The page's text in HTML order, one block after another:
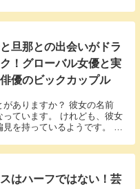
旦那との出会いがドラ
！グローバル女優と実
優のビックカップル
ありますか？ 彼女の名前
ています。 けれども、彼女
を持っているようです。 そ
はハーフではない！芸